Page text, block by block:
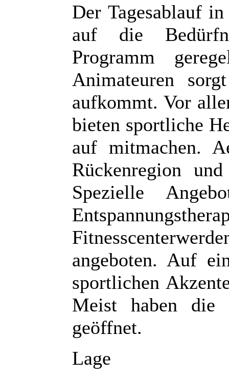
Der Tagesablauf
auf die
Programm
Animateuren
aufkommt. Vor
bieten sportliche
auf mitmachen.
Rückenregion
Spezielle
angeboten. Auf
sportlichen
Meist haben die
geöffnet.
Lage